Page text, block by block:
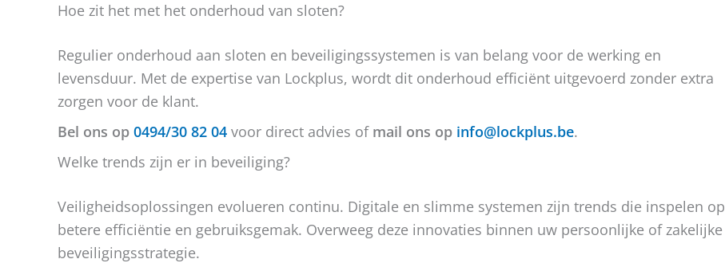
Hoe zit het met het onderhoud van sloten?
Regulier onderhoud aan sloten en beveiligingssystemen is van belang voor de werking en
levensduur. Met de expertise van Lockplus, wordt dit onderhoud efficiënt uitgevoerd zonder extra
zorgen voor de klant.
Bel ons op 0494/30 82 04 voor direct advies of mail ons op info@lockplus.be.
Welke trends zijn er in beveiliging?
Veiligheidsoplossingen evolueren continu. Digitale en slimme systemen zijn trends die inspelen op
betere efficiëntie en gebruiksgemak. Overweeg deze innovaties binnen uw persoonlijke of zakelijke
beveiligingsstrategie.